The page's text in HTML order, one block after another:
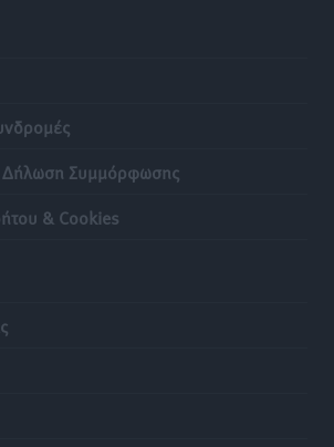
Δήλωση Συμμόρφωσης
& Cookies